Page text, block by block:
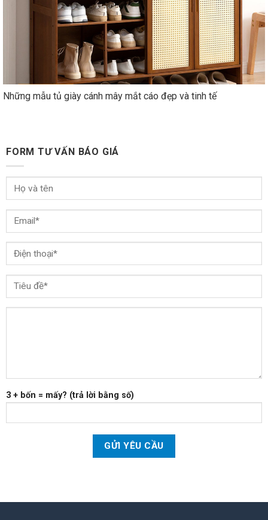
Những mẫu tủ giày cánh mây mắt cáo đẹp và tinh tế
FORM TƯ VẤN BÁO GIÁ
3 + bốn = mấy? (trả lời bằng số)